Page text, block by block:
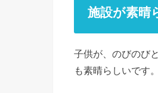
施設が素晴
子供が、のびのび
も素晴らしいです。